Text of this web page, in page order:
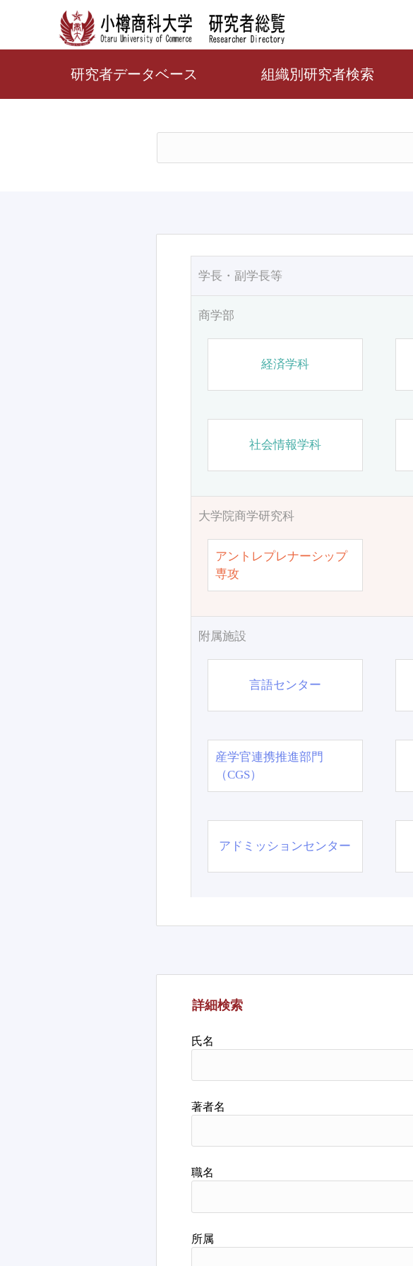
研究者データベース 組織別研究者検索
学長・副学長等
商学部
経済学科
社会情報学科
大学院商学研究科
アントレプレナーシップ
専攻
附属施設
言語センター
産学官連携推進部門
（CGS）
アドミッションセンター
詳細検索
氏名
著者名
職名
所属